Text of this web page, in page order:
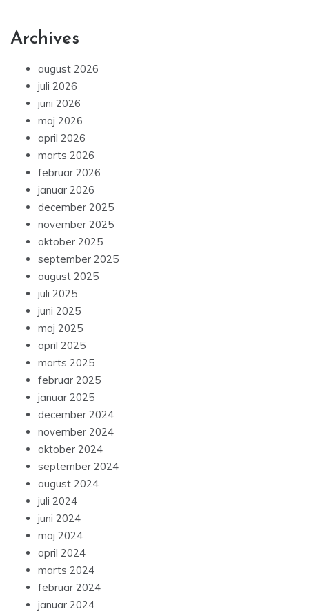
Archives
august 2026
juli 2026
juni 2026
maj 2026
april 2026
marts 2026
februar 2026
januar 2026
december 2025
november 2025
oktober 2025
september 2025
august 2025
juli 2025
juni 2025
maj 2025
april 2025
marts 2025
februar 2025
januar 2025
december 2024
november 2024
oktober 2024
september 2024
august 2024
juli 2024
juni 2024
maj 2024
april 2024
marts 2024
februar 2024
januar 2024